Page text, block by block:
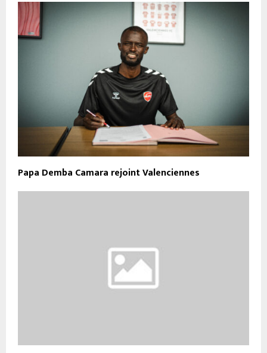
Papa Demba Camara rejoint Valenciennes